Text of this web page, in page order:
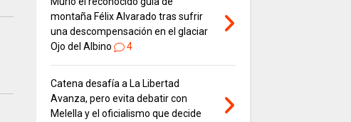
montaña Félix Alvarado tras sufrir
una descompensación en el glaciar
Ojo del Albino
4
Catena desafía a La Libertad
Avanza, pero evita debatir con
Melella y el oficialismo que decide